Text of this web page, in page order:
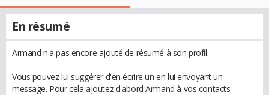
En résumé
Armand n'a pas encore ajouté de résumé à son profil.
Vous pouvez lui suggérer d'en écrire un en lui envoyant un
message. Pour cela ajoutez d'abord Armand à vos contacts.